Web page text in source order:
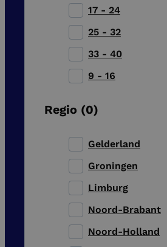
17 - 24
25 - 32
33 - 40
9 - 16
Regio 0
Gelderland
Groningen
Limburg
Noord-Brabant
Noord-Holland